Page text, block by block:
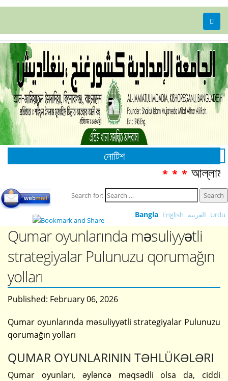
নোটিশ
***আল্লামা
Search for:
Bangla English العربية Urdu
Qumar oyunlarında məsuliyyətli
strategiyalar Pulunuzu qorumağın
yolları
Published: February 06, 2026
Qumar oyunlarında məsuliyyətli strategiyalar Pulunuzu
qorumağın yolları
QUMAR OYUNLARININ TƏHLÜKƏLƏRI
Qumar oyunları, əyləncə məqsədli olsa da, ciddi